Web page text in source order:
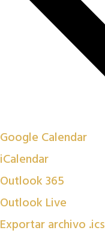
Google Calendar
iCalendar
Outlook 365
Outlook Live
Exportar archivo .ics